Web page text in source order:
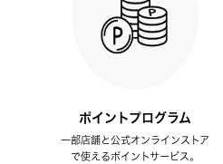
ポイントプログラム
一部店舗と公式オンラインストア
で使えるポイントサービス。